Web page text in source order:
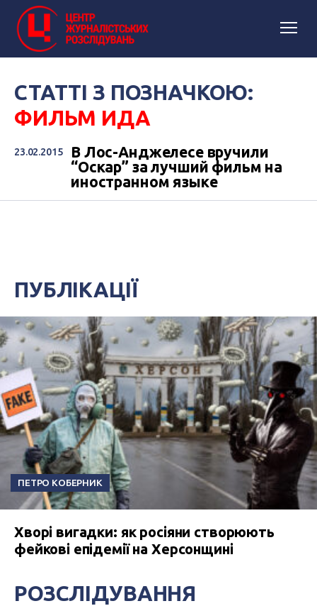
СТАТТІ З ПОЗНАЧКОЮ:
ФИЛЬМ ИДА
23.02.2015
В Лос-Анджелесе вручили
“Оскар” за лучший фильм на
иностранном языке
ПУБЛІКАЦІЇ
ПЕТРО КОБЕРНИК
Хворі вигадки: як росіяни створюють
фейкові епідемії на Херсонщині
РОЗСЛІДУВАННЯ